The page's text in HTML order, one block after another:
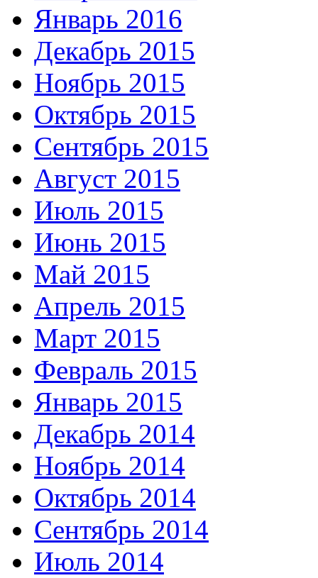
Январь 2016
Декабрь 2015
Ноябрь 2015
Октябрь 2015
Сентябрь 2015
Август 2015
Июль 2015
Июнь 2015
Май 2015
Апрель 2015
Март 2015
Февраль 2015
Январь 2015
Декабрь 2014
Ноябрь 2014
Октябрь 2014
Сентябрь 2014
Июль 2014